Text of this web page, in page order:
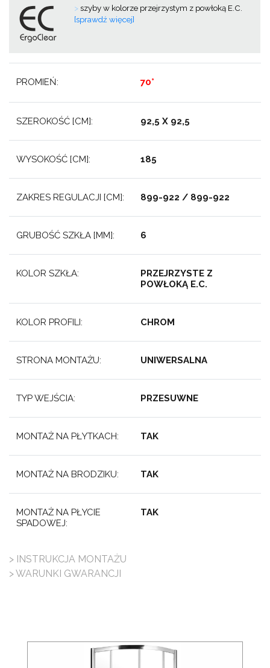
>szyby w kolorze przejrzystym z powłoką E.C.
[sprawdź więcej]
PROMIEŃ: 70°
SZEROKOŚĆ [CM]: 92,5 X 92,5
WYSOKOŚĆ [CM]: 185
ZAKRES REGULACJI [CM]: 899-922 / 899-922
GRUBOŚĆ SZKŁA [MM]: 6
KOLOR SZKŁA:
PRZEJRZYSTE Z
POWŁOKĄ E.C.
KOLOR PROFILI: CHROM
STRONA MONTAŻU: UNIWERSALNA
TYP WEJŚCIA: PRZESUWNE
MONTAŻ NA PŁYTKACH: TAK
MONTAŻ NA BRODZIKU: TAK
MONTAŻ NA PŁYCIE
SPADOWEJ:
TAK
> INSTRUKCJA MONTAŻU
> WARUNKI GWARANCJI